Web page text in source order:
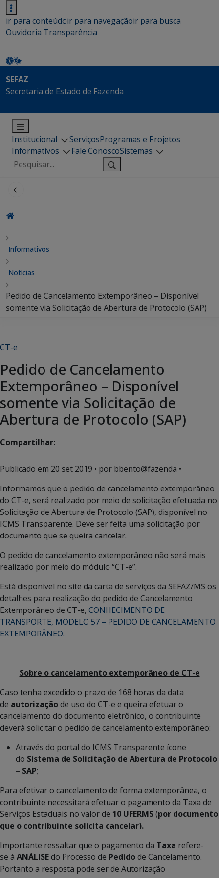
ir para conteúdoir para navegaçãoir para busca
Ouvidoria Transparência
SEFAZ
Secretaria de Estado de Fazenda
Institucional ServiçosProgramas e Projetos
Informativos
Fale ConoscoSistemas
Pesquisar
por:
Informativos
Notícias
Pedido de Cancelamento Extemporâneo – Disponível
somente via Solicitação de Abertura de Protocolo (SAP)
CT-e
Pedido de Cancelamento
Extemporâneo – Disponível
somente via Solicitação de
Abertura de Protocolo (SAP)
Compartilhar:
Publicado em 20 set 2019 • por bbento@fazenda •
Informamos que o pedido de cancelamento extemporâneo
do CT-e, será realizado por meio de solicitação efetuada no
Solicitação de Abertura de Protocolo (SAP), disponível no
ICMS Transparente. Deve ser feita uma solicitação por
documento que se queira cancelar.
O pedido de cancelamento extemporâneo não será mais
realizado por meio do módulo “CT-e”.
Está disponível no site da carta de serviços da SEFAZ/MS os
detalhes para realização do pedido de Cancelamento
Extemporâneo de CT-e, CONHECIMENTO DE
TRANSPORTE, MODELO 57 – PEDIDO DE CANCELAMENTO
EXTEMPORÂNEO.
Sobre o cancelamento extemporâneo de CT-e
Caso tenha excedido o prazo de 168 horas da data
de autorizaçãode uso do CT-e e queira efetuar o
cancelamento do documento eletrônico, o contribuinte
deverá solicitar o pedido de cancelamento extemporâneo:
Através do portal do ICMS Transparente ícone
do Sistema de Solicitação de Abertura de Protocolo
– SAP;
Para efetivar o cancelamento de forma extemporânea, o
contribuinte necessitará efetuar o pagamento da Taxa de
Serviços Estaduais no valor de 10 UFERMS(por documento
que o contribuinte solicita cancelar).
Importante ressaltar que o pagamento da Taxa refere-
se à ANÁLISEdo Processo de Pedidode Cancelamento.
Portanto a resposta pode ser de Autorização